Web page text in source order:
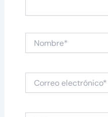
electrónico*